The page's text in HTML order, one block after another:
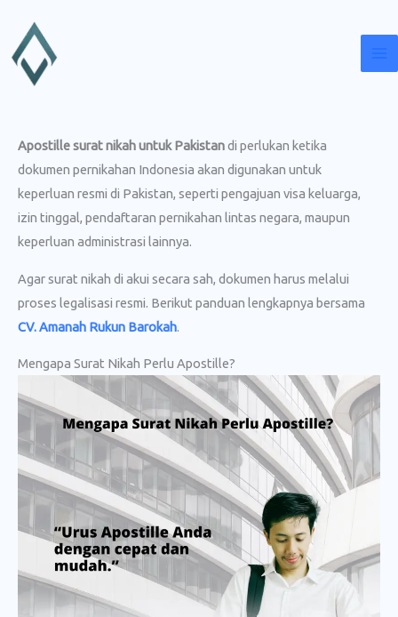
konten
Apostille surat nikah untuk Pakistandi perlukan ketika
dokumen pernikahan Indonesia akan digunakan untuk
keperluan resmi di Pakistan, seperti pengajuan visa keluarga,
izin tinggal, pendaftaran pernikahan lintas negara, maupun
keperluan administrasi lainnya.
Agar surat nikah di akui secara sah, dokumen harus melalui
proses legalisasi resmi. Berikut panduan lengkapnya bersama
CV. Amanah Rukun Barokah.
Mengapa Surat Nikah Perlu Apostille?